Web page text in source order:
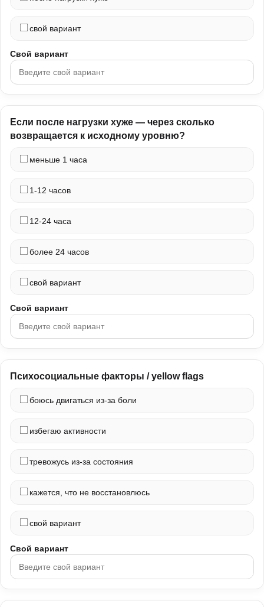
свой вариант
Свой вариант
Если после нагрузки хуже — через сколько
возвращается к исходному уровню?
меньше 1 часа
1-12 часов
12-24 часа
более 24 часов
свой вариант
Свой вариант
Психосоциальные факторы / yellow flags
боюсь двигаться из-за боли
избегаю активности
тревожусь из-за состояния
кажется, что не восстановлюсь
свой вариант
Свой вариант